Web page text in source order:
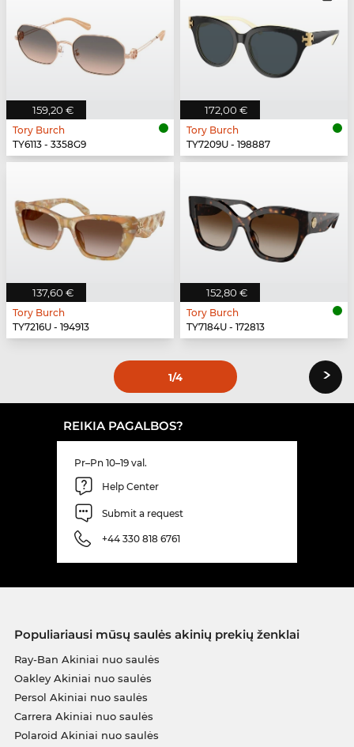
159,20 €
Tory Burch
TY6113 - 3358G9
172,00 €
Tory Burch
TY7209U - 198887
137,60 €
Tory Burch
TY7216U - 194913
152,80 €
Tory Burch
TY7184U - 172813
1/4 ›
REIKIA PAGALBOS?
Pr–Pn 10–19 val.
Help Center
Submit a request
+44 330 818 6761
Populiariausi mūsų saulės akinių prekių ženklai
Ray-Ban Akiniai nuo saulės
Oakley Akiniai nuo saulės
Persol Akiniai nuo saulės
Carrera Akiniai nuo saulės
Polaroid Akiniai nuo saulės